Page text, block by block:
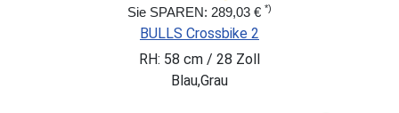
Sie SPAREN: 289,03 € *)
BULLS Crossbike 2
RH: 58 cm / 28 Zoll
Blau,Grau